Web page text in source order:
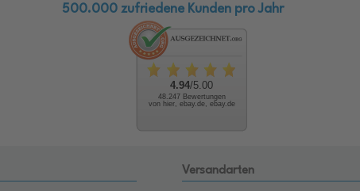
500.000 zufriedene Kunden pro Jahr
4.94/5.00
48.247 Bewertungen
von hier, ebay.de, ebay.de
Versandarten